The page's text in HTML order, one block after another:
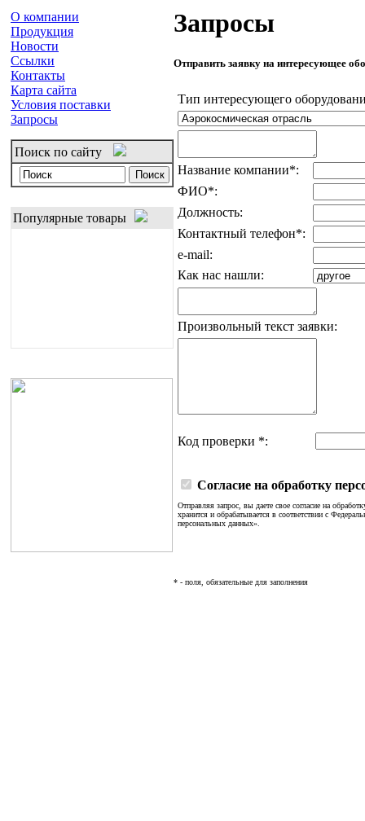
О компании
Продукция
Новости
Ссылки
Контакты
Карта сайта
Условия поставки
Запросы
Поиск по сайту
Популярные товары
Запросы
Отправить заявку на интересующее
Тип интересующего
Название компании*:
ФИО*:
Должность:
Контактный телефон*:
e-mail:
Как нас нашли:
Произвольный текст заявки:
Код проверки *:
Согласие на обработку
Отправляя запрос, вы даете свое согласие на
хранится и обрабатывается в соответствии с
персональных данных».
* - поля, обязательные для заполнения